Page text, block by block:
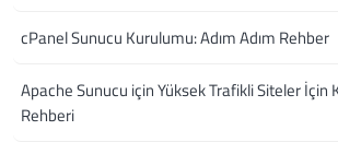
cPanel Sunucu Kurulumu: Adım Adım Rehber
Apache Sunucu için Yüksek Trafikli Siteler İçin
Rehberi